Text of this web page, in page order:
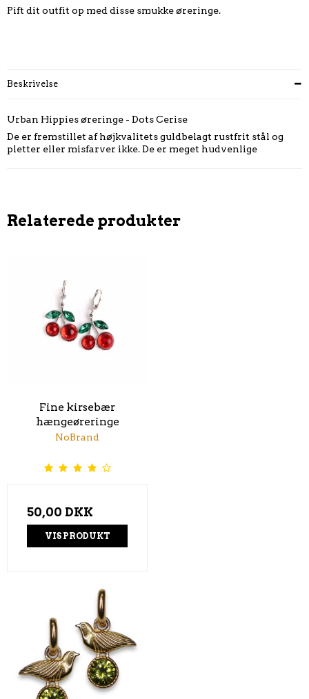
Pift dit outfit op med disse smukke øreringe.
Beskrivelse
Urban Hippies øreringe - Dots Cerise
De er fremstillet af højkvalitets guldbelagt rustfrit stål og
pletter eller misfarver ikke. De er meget hudvenlige
Relaterede produkter
Fine kirsebær
hængeøreringe
NoBrand
50,00 DKK
VIS PRODUKT